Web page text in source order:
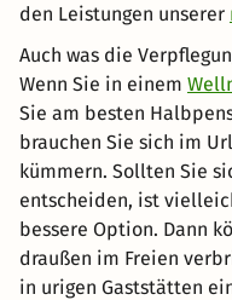
den Leistungen unserer
Auch was die
Wenn Sie in einem
Sie am besten
brauchen Sie sich im
kümmern. Sollten Sie
entscheiden, ist
bessere Option. Dann
draußen im Freien
in urigen Gaststätten